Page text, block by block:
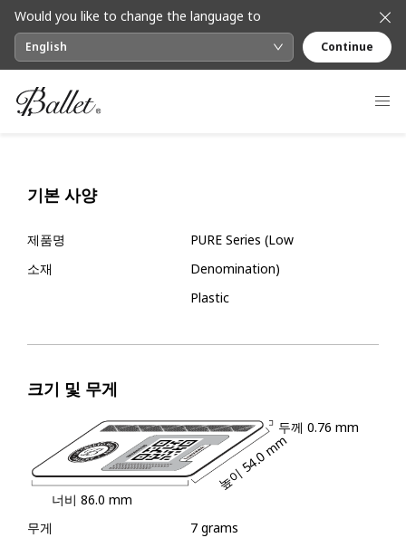
Would you like to change the language to
English Continue
기본 사양
제품명
소재
PURE Series (Low
Denomination)
Plastic
크기 및 무게
너비 86.0 mm
높이
54.0 mm
두께 0.76 mm
무게
7 grams